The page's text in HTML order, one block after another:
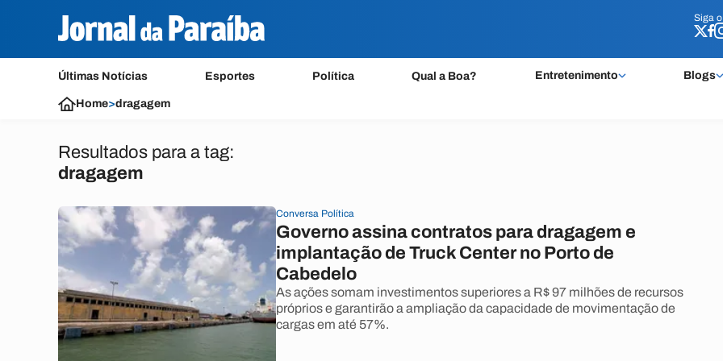
Siga o
Últimas Notícias Esportes Política Qual a Boa? Entretenimento Blogs
Siga o
Home>dragagem
Resultados para a tag:
dragagem
Conversa Política
Governo assina contratos para dragagem e
implantação de Truck Center no Porto de
Cabedelo
As ações somam investimentos superiores a R$ 97 milhões de recursos
próprios e garantirão a ampliação da capacidade de movimentação de
cargas em até 57%.